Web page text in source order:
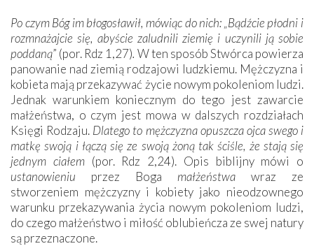
Po czym Bóg im błogosławił, mówiąc do nich: „Bądźcie płodni i
rozmnażajcie się, abyście zaludnili ziemię i uczynili ją sobie
poddaną” (por. Rdz 1,27). W ten sposób Stwórca powierza
panowanie nad ziemią rodzajowi ludzkiemu. Mężczyzna i
kobieta mają przekazywać życie nowym pokoleniom ludzi.
Jednak warunkiem koniecznym do tego jest zawarcie
małżeństwa, o czym jest mowa w dalszych rozdziałach
Księgi Rodzaju. Dlatego to mężczyzna opuszcza ojca swego i
matkę swoją i łączą się ze swoją żoną tak ściśle, że stają się
jednym ciałem(por. Rdz 2,24). Opis biblijny mówi o
ustanowieniu przez Boga małżeństwa wraz ze
stworzeniem mężczyzny i kobiety jako nieodzownego
warunku przekazywania życia nowym pokoleniom ludzi,
do czego małżeństwo i miłość oblubieńcza ze swej natury
są przeznaczone.